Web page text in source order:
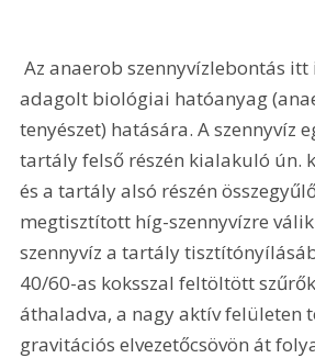
Az anaerob szennyvízlebontás itt indul meg az
adagolt biológiai hatóanyag
tenyészet) hatására. A szennyvíz
tartály felső részén kialakuló ún.
és a tartály alsó részén
megtisztított híg-szennyvízre válik
szennyvíz a tartály
40/60-as koksszal feltöltött
áthaladva, a nagy aktív felületen
gravitációs elvezetőcsövön át